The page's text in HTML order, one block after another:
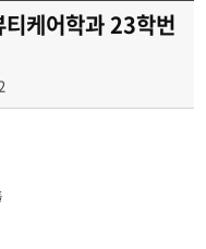
학과사진첩
동아리
케어학과 23학번